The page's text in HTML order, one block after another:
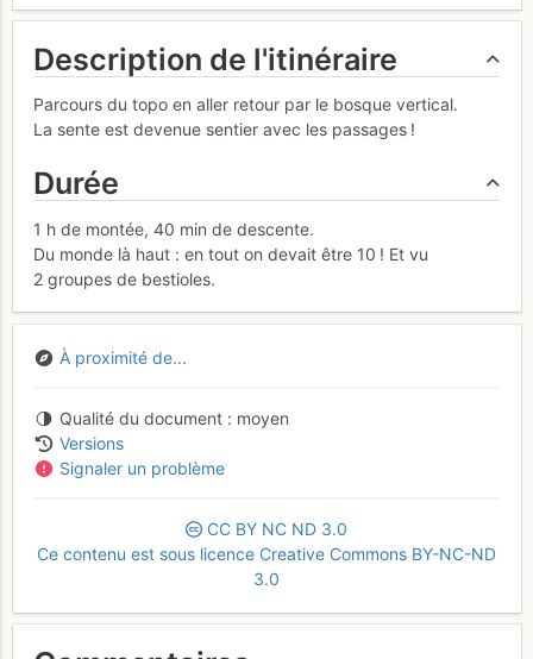
Description de l'itinéraire
Parcours du topo en aller retour par le bosque vertical.
La sente est devenue sentier avec les passages !
Durée
1 h de montée, 40 min de descente.
Du monde là haut : en tout on devait être 10 ! Et vu
2 groupes de bestioles.
À proximité de...
Qualité du document
moyen
Versions
Signaler un problème
CC BY NC ND 3.0
Ce contenu est sous licence Creative Commons BY-NC-ND
3.0